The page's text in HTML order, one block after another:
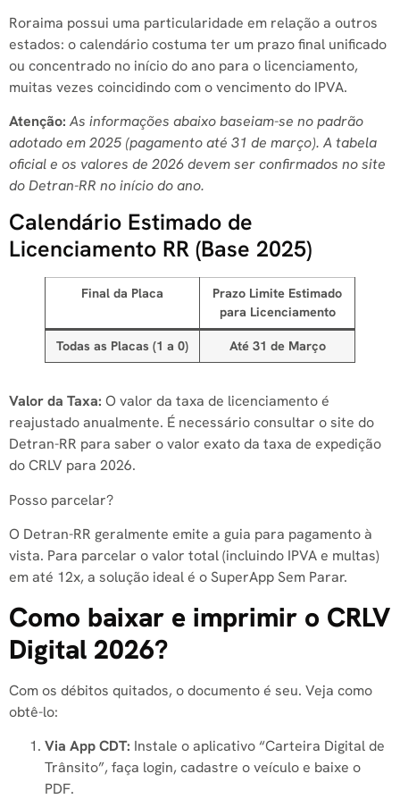
Roraima possui uma particularidade em relação a outros
estados: o calendário costuma ter um prazo final unificado
ou concentrado no início do ano para o licenciamento,
muitas vezes coincidindo com o vencimento do IPVA.
Atenção: As informações abaixo baseiam-se no padrão
adotado em 2025 (pagamento até 31 de março). A tabela
oficial e os valores de 2026 devem ser confirmados no site
do Detran-RR no início do ano.
Calendário Estimado de
Licenciamento RR (Base 2025)
Final da Placa
Prazo Limite Estimado
para Licenciamento
Todas as Placas (1 a 0) Até 31 de Março
Valor da Taxa: O valor da taxa de licenciamento é
reajustado anualmente. É necessário consultar o site do
Detran-RR para saber o valor exato da taxa de expedição
do CRLV para 2026.
Posso parcelar?
O Detran-RR geralmente emite a guia para pagamento à
vista. Para parcelar o valor total (incluindo IPVA e multas)
em até 12x, a solução ideal é o SuperApp Sem Parar.
Como baixar e imprimir o CRLV
Digital 2026?
Com os débitos quitados, o documento é seu. Veja como
obtê-lo:
Via App CDT: Instale o aplicativo “Carteira Digital de
Trânsito”, faça login, cadastre o veículo e baixe o
PDF.